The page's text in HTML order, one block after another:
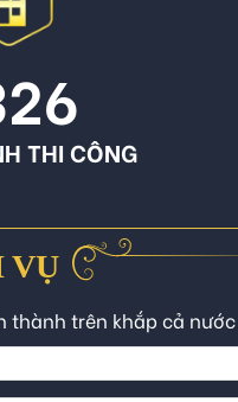
THI CÔNG
VỤ
thành trên khắp cả nước